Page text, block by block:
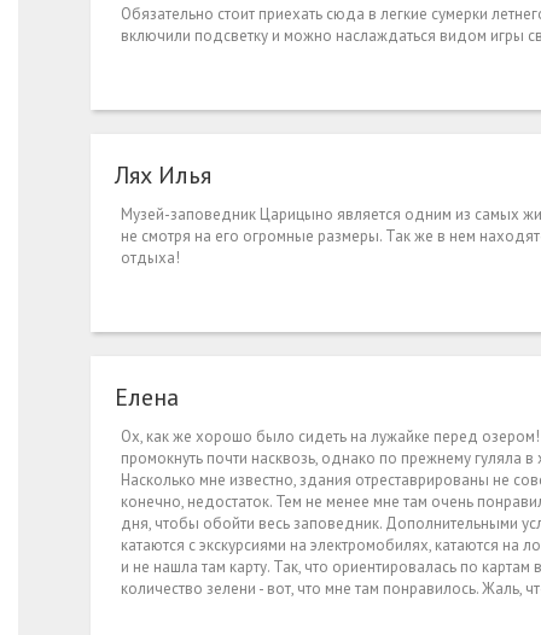
Обязательно стоит приехать сюда в легкие сумерки
включили подсветку и можно наслаждаться видом игры
Лях Илья
Музей-заповедник Царицыно является одним из самых
не смотря на его огромные размеры. Так же в нем
отдыха!
Елена
Ох, как же хорошо было сидеть на лужайке перед
промокнуть почти насквозь, однако по прежнему гуляла
Насколько мне известно, здания отреставрированы не
конечно, недостаток. Тем не менее мне там очень
дня, чтобы обойти весь заповедник. Дополнительными
катаются с экскурсиями на электромобилях, катаются на
и не нашла там карту. Так, что ориентировалась по
количество зелени - вот, что мне там понравилось. Жаль,